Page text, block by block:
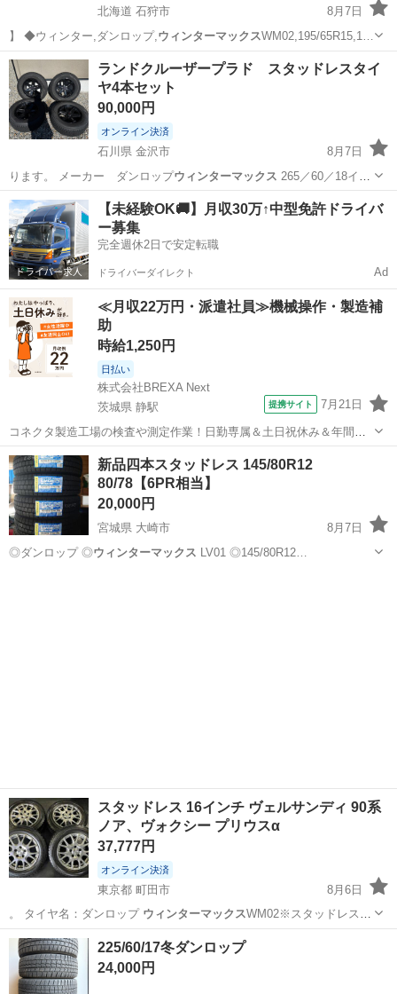
北海道 石狩市
8月7日
】 ◆ウィンター,ダンロップ,ウィンターマックスWM02,195/65R15,1…
北海道 石狩市 タイヤ、ホイール ウィンターマックス
ランドクルーザープラド スタッドレスタイ
ヤ4本セット
90,000円
オンライン決済
石川県 金沢市
8月7日
ります。 メーカー ダンロップウィンターマックス 265／60／18イン
チ ナッ…
石川 金沢市 タイヤ、ホイール プラド
【未経験OK🚚】月収30万↑中型免許ドライバ
ー募集
完全週休2日で安定転職
ドライバーダイレクト Ad
≪月収22万円・派遣社員≫機械操作・製造補
助
時給1,250円
日払い
株式会社BREXA Next
茨城県 静駅
提携サイト 7月21日
コネクタ製造工場の検査や測定作業！日勤専属＆土日祝休み＆年間休
日128日★クリーンルーム内作業★マイカー通勤OK＆無料駐車場あり
★就業先食堂利用可！日払い制度あり！《茨城県常陸大宮市》 人気の
工場のお仕事 ◇コネクタ製造工...
茨城 常陸大宮市 静駅 その他
新品四本スタッドレス 145/80R12
80/78【6PR相当】
20,000円
宮城県 大崎市
8月7日
◎ダンロップ ◎ウィンターマックス LV01 ◎145/80R12…
スタッドレス 16インチ ヴェルサンディ 90系
ノア、ヴォクシー プリウスα
37,777円
オンライン決済
東京都 町田市
8月6日
。 タイヤ名：ダンロップ ウィンターマックスWM02※スタッドレスタ
イヤ …
東京 町田市 タイヤ、ホイール 90系
225/60/17冬ダンロップ
24,000円